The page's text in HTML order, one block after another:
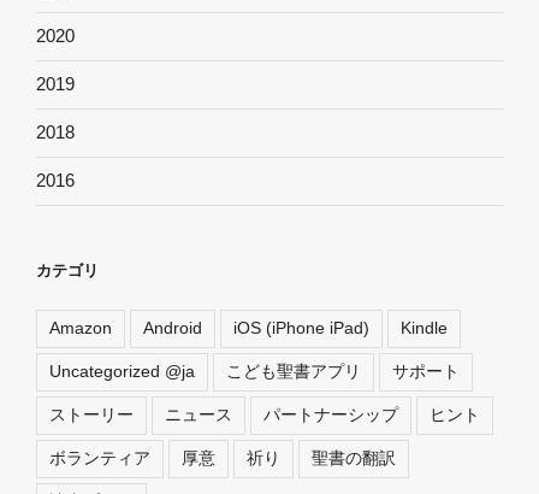
2020
2019
2018
2016
カテゴリ
Amazon Android iOS (iPhone iPad) Kindle
Uncategorized @ja こども聖書アプリ サポート
ストーリー ニュース パートナーシップ ヒント
ボランティア 厚意 祈り 聖書の翻訳